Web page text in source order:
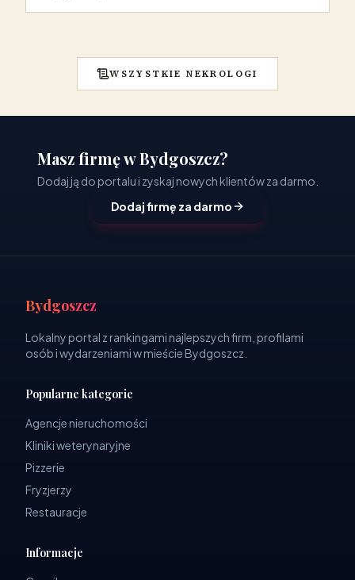
WSZYSTKIE NEKROLOGI
Masz firmę w Bydgoszcz?
Dodaj ją do portalu i zyskaj nowych klientów za darmo.
Dodaj firmę za darmo
Bydgoszcz
Lokalny portal z rankingami najlepszych firm, profilami
osób i wydarzeniami w mieście Bydgoszcz.
Popularne kategorie
Agencje nieruchomości
Kliniki weterynaryjne
Pizzerie
Fryzjerzy
Restauracje
Informacje